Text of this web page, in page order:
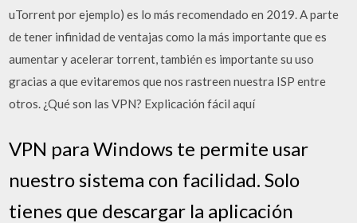
uTorrent por ejemplo) es lo más recomendado en 2019. A parte
de tener infinidad de ventajas como la más importante que es
aumentar y acelerar torrent, también es importante su uso
gracias a que evitaremos que nos rastreen nuestra ISP entre
otros. ¿Qué son las VPN? Explicación fácil aquí
VPN para Windows te permite usar
nuestro sistema con facilidad. Solo
tienes que descargar la aplicación